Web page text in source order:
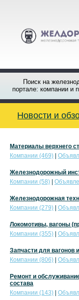
Поиск на
портале: компании и
Новости и
Материалы верхнего
Компании (469)
Железнодорожный
Компании (58)
Железнодорожная
Компании (279)
Локомотивы, вагоны
Компании (355)
Запчасти для вагонов
Компании (806)
Ремонт и
состава
Компании (143)